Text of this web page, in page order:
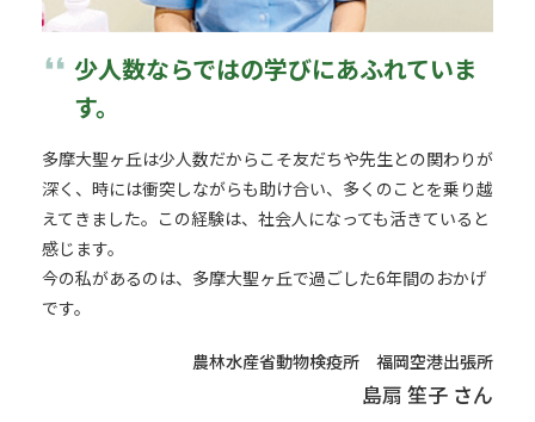
format_quote 少人数ならではの学びにあふれていま
す。
多摩大聖ヶ丘は少人数だからこそ友だちや先生との関わりが
深く、時には衝突しながらも助け合い、多くのことを乗り越
えてきました。この経験は、社会人になっても活きていると
感じます。
今の私があるのは、多摩大聖ヶ丘で過ごした6年間のおかげ
です。
農林水産省動物検疫所 福岡空港出張所
島扇 笙子 さん